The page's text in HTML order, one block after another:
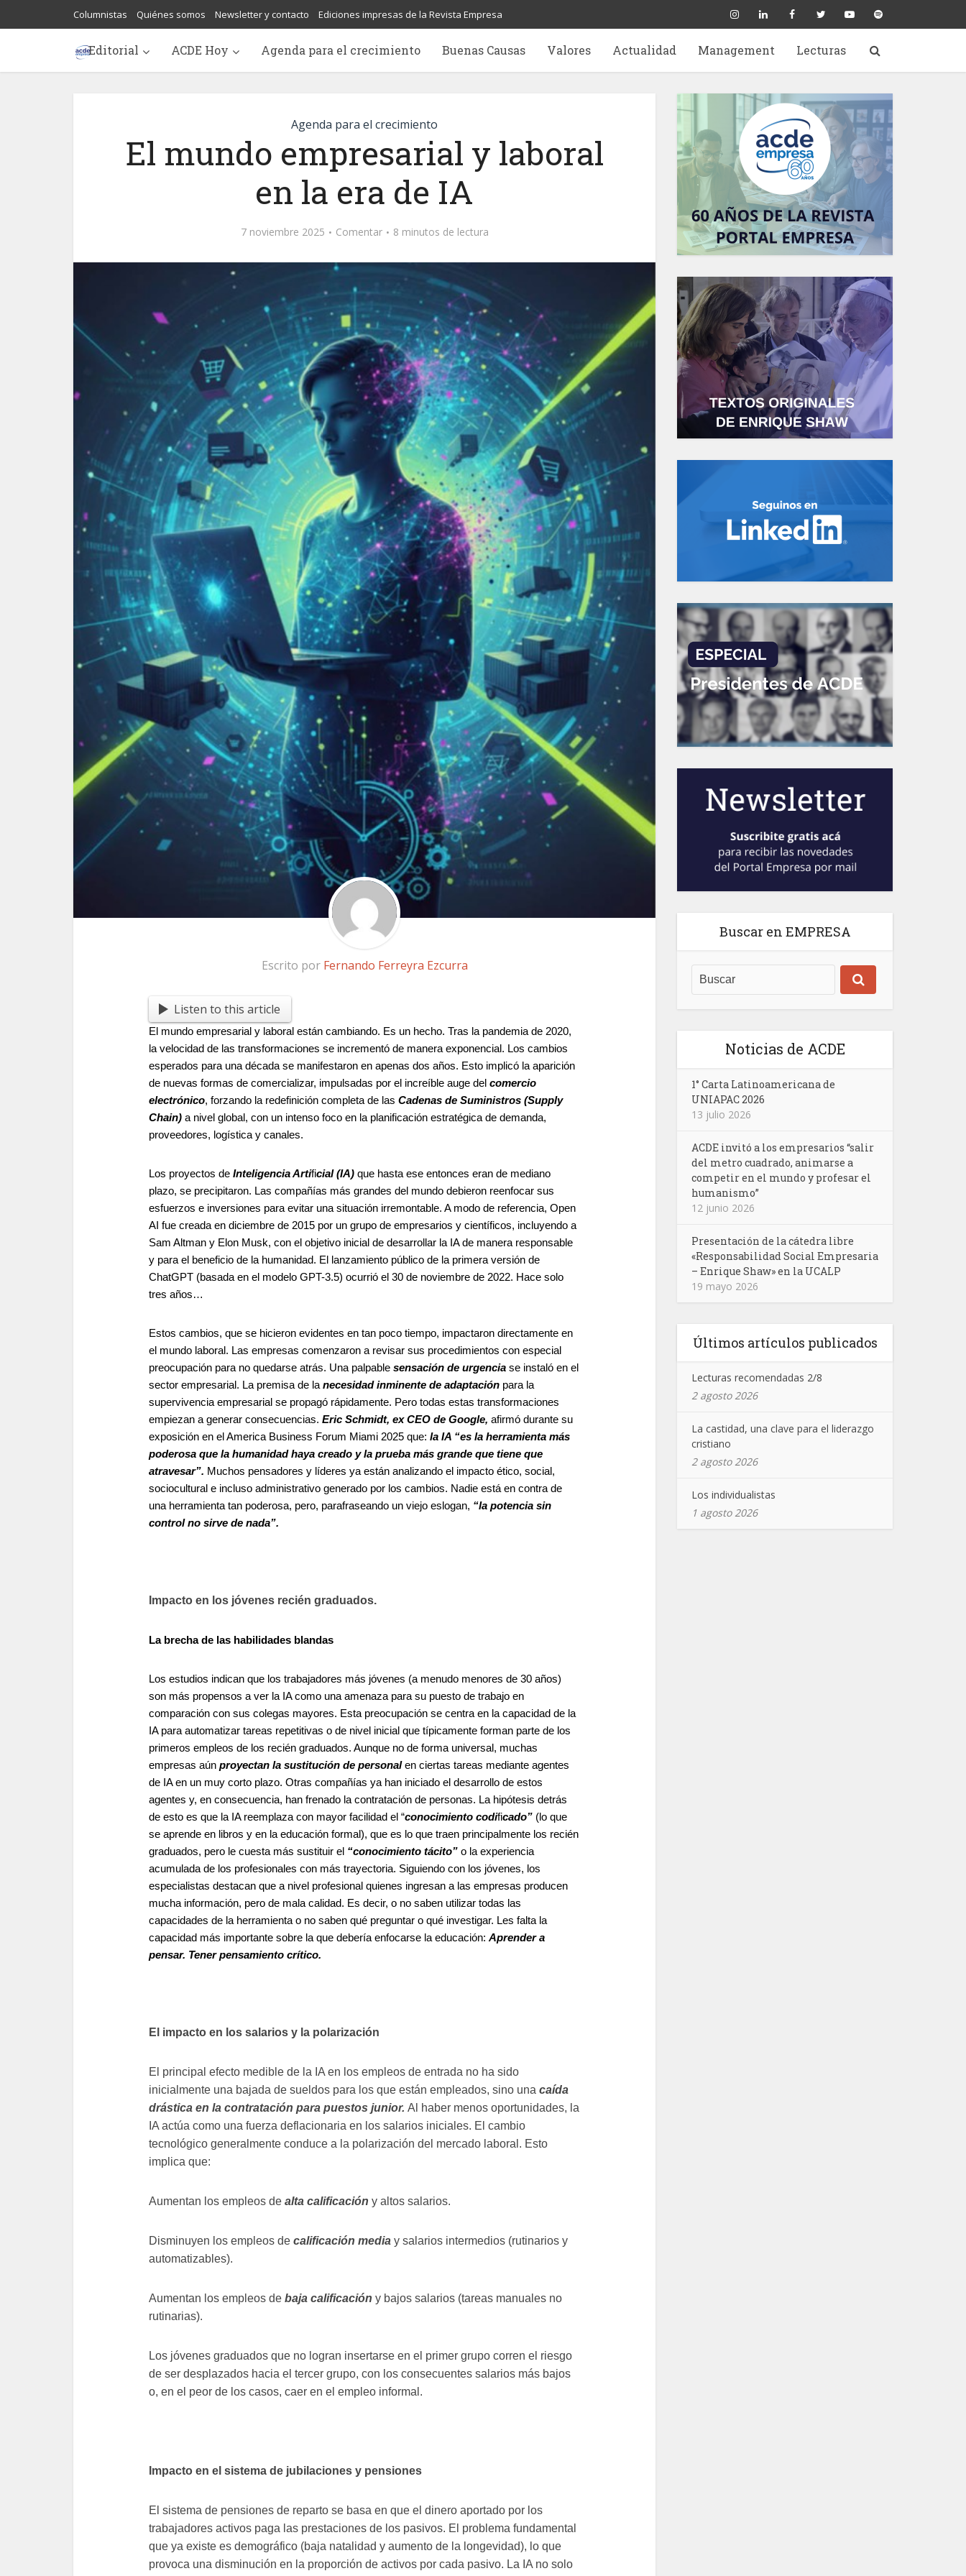
Columnistas Quiénes somos Newsletter y contacto Ediciones impresas de la Revista Empresa
Editorial ACDE Hoy Agenda para el crecimiento Buenas Causas Valores Actualidad Management Lecturas
Agenda para el crecimiento
El mundo empresarial y laboral
en la era de IA
7 noviembre 2025 Comentar 8 minutos de lectura
Escrito por Fernando Ferreyra Ezcurra
Listen to this article
El mundo empresarial y laboral están cambiando. Es un hecho. Tras la pandemia de 2020,
la velocidad de las transformaciones se incrementó de manera exponencial. Los cambios
esperados para una década se manifestaron en apenas dos años. Esto implicó la aparición
de nuevas formas de comercializar, impulsadas por el increíble auge del comercio
electrónico, forzando la redefinición completa de las Cadenas de Suministros (Supply
Chain) a nivel global, con un intenso foco en la planificación estratégica de demanda,
proveedores, logística y canales.
Los proyectos de Inteligencia Artificial (IA) que hasta ese entonces eran de mediano
plazo, se precipitaron. Las compañías más grandes del mundo debieron reenfocar sus
esfuerzos e inversiones para evitar una situación irremontable. A modo de referencia, Open
AI fue creada en diciembre de 2015 por un grupo de empresarios y científicos, incluyendo a
Sam Altman y Elon Musk, con el objetivo inicial de desarrollar la IA de manera responsable
y para el beneficio de la humanidad. El lanzamiento público de la primera versión de
ChatGPT (basada en el modelo GPT-3.5) ocurrió el 30 de noviembre de 2022. Hace solo
tres años…
Estos cambios, que se hicieron evidentes en tan poco tiempo, impactaron directamente en
el mundo laboral. Las empresas comenzaron a revisar sus procedimientos con especial
preocupación para no quedarse atrás. Una palpable sensación de urgencia se instaló en el
sector empresarial. La premisa de la necesidad inminente de adaptación para la
supervivencia empresarial se propagó rápidamente. Pero todas estas transformaciones
empiezan a generar consecuencias. Eric Schmidt, ex CEO de Google, afirmó durante su
exposición en el America Business Forum Miami 2025 que: la IA “es la herramienta más
poderosa que la humanidad haya creado y la prueba más grande que tiene que
atravesar”. Muchos pensadores y líderes ya están analizando el impacto ético, social,
sociocultural e incluso administrativo generado por los cambios. Nadie está en contra de
una herramienta tan poderosa, pero, parafraseando un viejo eslogan, “la potencia sin
control no sirve de nada”.
Impacto en los jóvenes recién graduados.
La brecha de las habilidades blandas
Los estudios indican que los trabajadores más jóvenes (a menudo menores de 30 años)
son más propensos a ver la IA como una amenaza para su puesto de trabajo en
comparación con sus colegas mayores. Esta preocupación se centra en la capacidad de la
IA para automatizar tareas repetitivas o de nivel inicial que típicamente forman parte de los
primeros empleos de los recién graduados. Aunque no de forma universal, muchas
empresas aún proyectan la sustitución de personalen ciertas tareas mediante agentes
de IA en un muy corto plazo. Otras compañías ya han iniciado el desarrollo de estos
agentes y, en consecuencia, han frenado la contratación de personas. La hipótesis detrás
de esto es que la IA reemplaza con mayor facilidad el “conocimiento codificado” (lo que
se aprende en libros y en la educación formal), que es lo que traen principalmente los recién
graduados, pero le cuesta más sustituir el “conocimiento tácito” o la experiencia
acumulada de los profesionales con más trayectoria. Siguiendo con los jóvenes, los
especialistas destacan que a nivel profesional quienes ingresan a las empresas producen
mucha información, pero de mala calidad. Es decir, o no saben utilizar todas las
capacidades de la herramienta o no saben qué preguntar o qué investigar. Les falta la
capacidad más importante sobre la que debería enfocarse la educación: Aprender a
pensar. Tener pensamiento crítico.
El impacto en los salarios y la polarización
El principal efecto medible de la IA en los empleos de entrada no ha sido
inicialmente una bajada de sueldos para los que están empleados, sino una caída
drástica en la contratación para puestos junior. Al haber menos oportunidades, la
IA actúa como una fuerza deflacionaria en los salarios iniciales. El cambio
tecnológico generalmente conduce a la polarización del mercado laboral. Esto
implica que:
Aumentan los empleos de alta calificación y altos salarios.
Disminuyen los empleos de calificación media y salarios intermedios (rutinarios y
automatizables).
Aumentan los empleos de baja calificación y bajos salarios (tareas manuales no
rutinarias).
Los jóvenes graduados que no logran insertarse en el primer grupo corren el riesgo
de ser desplazados hacia el tercer grupo, con los consecuentes salarios más bajos
o, en el peor de los casos, caer en el empleo informal.
Impacto en el sistema de jubilaciones y pensiones
El sistema de pensiones de reparto se basa en que el dinero aportado por los
trabajadores activos paga las prestaciones de los pasivos. El problema fundamental
que ya existe es demográfico (baja natalidad y aumento de la longevidad), lo que
provoca una disminución en la proporción de activos por cada pasivo. La IA no solo
Buscar en EMPRESA
Noticias de ACDE
1° Carta Latinoamericana de
UNIAPAC 2026
13 julio 2026
ACDE invitó a los empresarios “salir
del metro cuadrado, animarse a
competir en el mundo y profesar el
humanismo”
12 junio 2026
Presentación de la cátedra libre
«Responsabilidad Social Empresaria
– Enrique Shaw» en la UCALP
19 mayo 2026
Últimos artículos publicados
Lecturas recomendadas 2/8
2 agosto 2026
La castidad, una clave para el liderazgo
cristiano
2 agosto 2026
Los individualistas
1 agosto 2026